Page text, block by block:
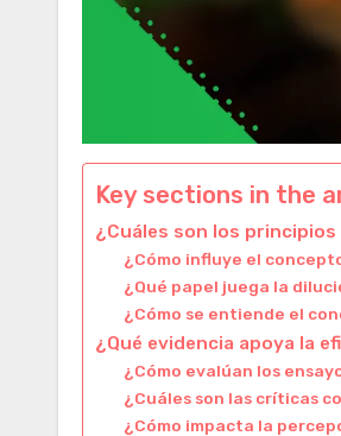
Key sections in the
¿Cuáles son los
¿Cómo influye el
¿Qué papel juega la
¿Cómo se entiende el
¿Qué evidencia apoya la
¿Cómo evalúan los
¿Cuáles son las críticas
¿Cómo impacta la